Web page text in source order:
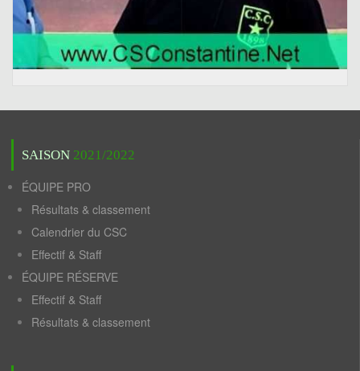
SAISON 2021/2022
ÉQUIPE PRO
Résultats & classement
Calendrier du CSC
Effectif & Staff
ÉQUIPE RÉSERVE
Effectif & Staff
Résultats & classement